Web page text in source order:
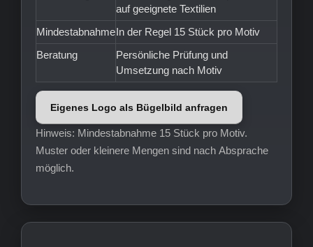
auf geeignete Textilien
MindestabnahmeIn der Regel 15 Stück pro Motiv
Beratung
Persönliche Prüfung und
Umsetzung nach Motiv
Eigenes Logo als Bügelbild anfragen
Hinweis: Mindestabnahme 15 Stück pro Motiv.
Muster oder kleinere Mengen sind nach Absprache
möglich.